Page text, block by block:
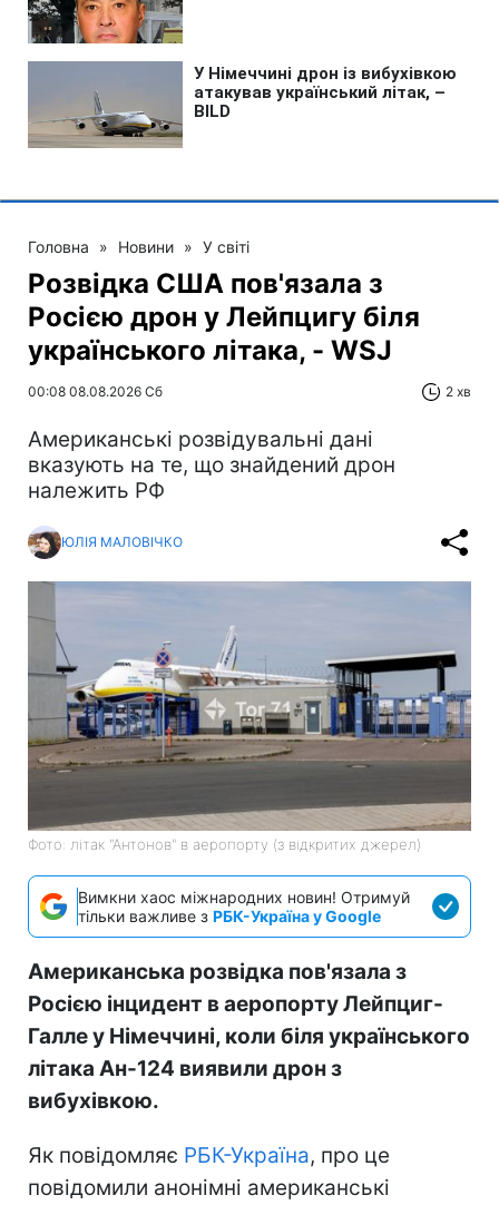
Головна » Новини » У світі
Розвідка США пов'язала з
Росією дрон у Лейпцигу біля
українського літака, - WSJ
00:08 08.08.2026 Сб 2 хв
Американські розвідувальні дані
вказують на те, що знайдений дрон
належить РФ
ЮЛІЯ МАЛОВІЧКО
Фото: літак "Антонов" в аеропорту (з відкритих джерел)
Вимкни хаос міжнародних новин! Отримуй
тільки важливе з РБК-Україна у Google
Американська розвідка пов'язала з
Росією інцидент в аеропорту Лейпциг-
Галле у Німеччині, коли біля українського
літака Ан-124 виявили дрон з
вибухівкою.
Як повідомляє РБК-Україна, про це
повідомили анонімні американські